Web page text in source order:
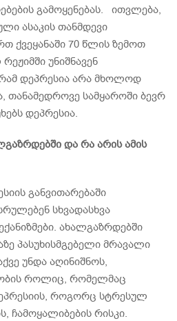
გამოყენებას. ითვლება,
ასაკის თანმდევი
ქვეყანაში 70 წლის ზემოთ
უნიშნავენ
დეპრესია არა მხოლოდ
თანამედროვე სამყაროში ბევრ
დეპრესია.
და რა არის ამის
განვითარებაში
სხვადასხვა
ახალგაზრდებში
პასუხისმგებელი მრავალი
უნდა აღინიშნოს,
როლიც, რომელმაც
როგორც სტრესულ
ჩამოყალიბების რისკი.